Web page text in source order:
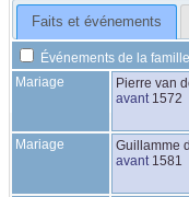
Faits et événements
Événements de la
Mariage
Pierre van
avant 1572
Mariage Guillamme
avant 1581